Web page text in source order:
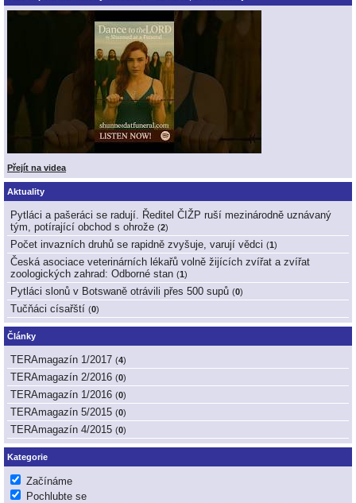
Přejít na videa
Aktuality
Pytláci a pašeráci se radují. Ředitel ČIŽP ruší mezinárodně uznávaný
tým, potírající obchod s ohrože (2)
Počet invazních druhů se rapidně zvyšuje, varují vědci (1)
Česká asociace veterinárních lékařů volně žijících zvířat a zvířat
zoologických zahrad: Odborné stan (1)
Pytláci slonů v Botswaně otrávili přes 500 supů (0)
Tučňáci císařští (0)
Články
TERAmagazín 1/2017 (4)
TERAmagazín 2/2016 (0)
TERAmagazín 1/2016 (0)
TERAmagazín 5/2015 (0)
TERAmagazín 4/2015 (0)
Kategorie
Začínáme
Pochlubte se